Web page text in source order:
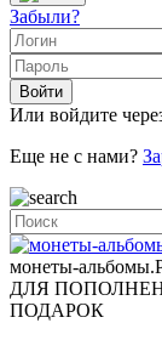
Забыли?
Или войдите
Еще не с нами?
монеты-
ДЛЯ
ПОДАРОК